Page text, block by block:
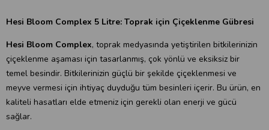
Hesi Bloom Complex 5 Litre: Toprak için Çiçeklenme Gübresi
Hesi Bloom Complex, toprak medyasında yetiştirilen bitkilerinizin
çiçeklenme aşaması için tasarlanmış, çok yönlü ve eksiksiz bir
temel besindir. Bitkilerinizin güçlü bir şekilde çiçeklenmesi ve
meyve vermesi için ihtiyaç duyduğu tüm besinleri içerir. Bu ürün, en
kaliteli hasatları elde etmeniz için gerekli olan enerji ve gücü
sağlar.